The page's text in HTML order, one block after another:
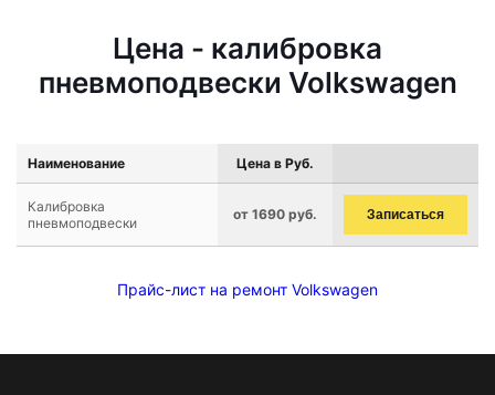
Цена - калибровка
пневмоподвески Volkswagen
Наименование Цена в Руб.
Калибровка
пневмоподвески
от 1690 руб. Записаться
Прайс-лист на ремонт Volkswagen